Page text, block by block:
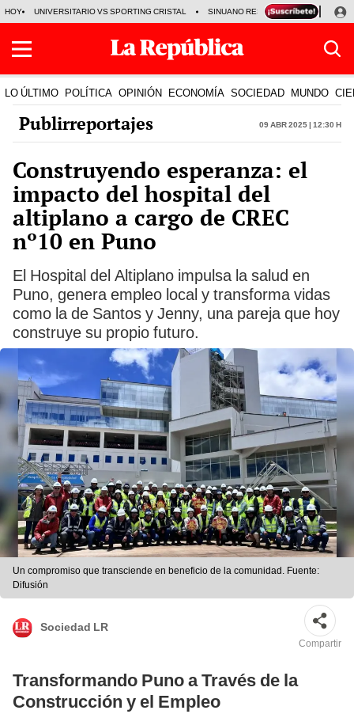
HOY UNIVERSITARIO VS SPORTING CRISTAL SINUANO RESULTADOS HOY
LO ÚLTIMO POLÍTICA OPINIÓN ECONOMÍA SOCIEDAD MUNDO
Publirreportajes 09 Abr 2025 | 12:30 h
Construyendo esperanza: el
impacto del hospital del
altiplano a cargo de CREC
nº10 en Puno
El Hospital del Altiplano impulsa la salud en
Puno, genera empleo local y transforma vidas
como la de Santos y Jenny, una pareja que hoy
construye su propio futuro.
Un compromiso que transciende en beneficio de la comunidad. Fuente:
Difusión
Sociedad LR
Compartir
Transformando Puno a Través de la
Construcción y el Empleo